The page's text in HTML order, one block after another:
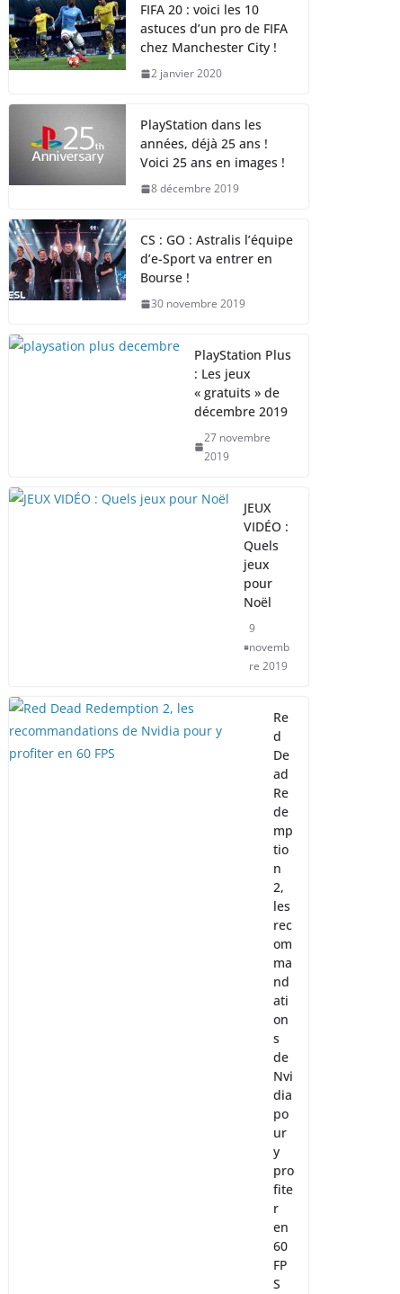
FIFA 20 : voici les 10
astuces d’un pro de FIFA
chez Manchester City !
2 janvier 2020
PlayStation dans les
années, déjà 25 ans !
Voici 25 ans en images !
8 décembre 2019
CS : GO : Astralis l’équipe
d’e-Sport va entrer en
Bourse !
30 novembre 2019
PlayStation Plus
: Les jeux
« gratuits » de
décembre 2019
27 novembre
2019
JEUX
VIDÉO :
Quels
jeux
pour
Noël
9
novemb
re 2019
Re
d
De
ad
Re
de
mp
tio
n
2,
les
rec
om
ma
nd
ati
on
s
de
Nvi
dia
po
ur
y
pro
fite
r
en
60
FP
S